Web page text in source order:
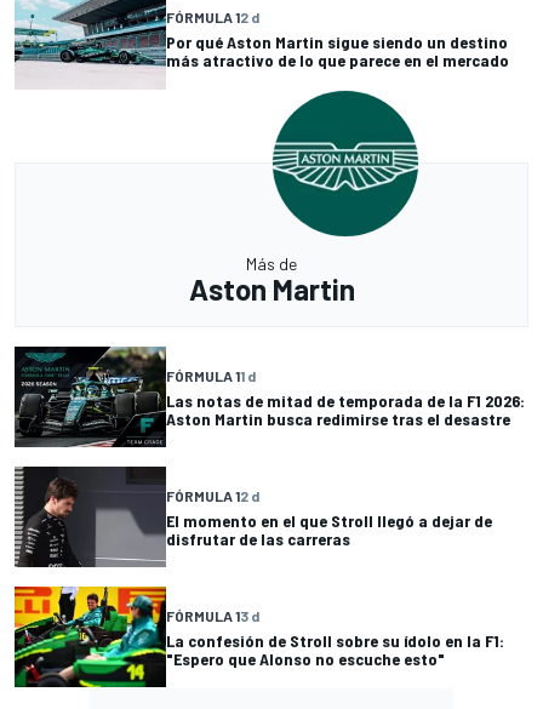
FÓRMULA 12 d
Por qué Aston Martin sigue siendo un destino
más atractivo de lo que parece en el mercado
Más de
Aston Martin
FÓRMULA 11 d
Las notas de mitad de temporada de la F1 2026:
Aston Martin busca redimirse tras el desastre
FÓRMULA 12 d
El momento en el que Stroll llegó a dejar de
disfrutar de las carreras
FÓRMULA 13 d
La confesión de Stroll sobre su ídolo en la F1:
"Espero que Alonso no escuche esto"